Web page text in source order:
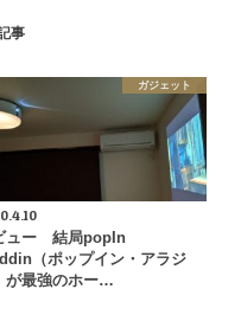
事
ガジェット
ュー 結局popIn
（ポップイン・アラジ
が最強のホー…